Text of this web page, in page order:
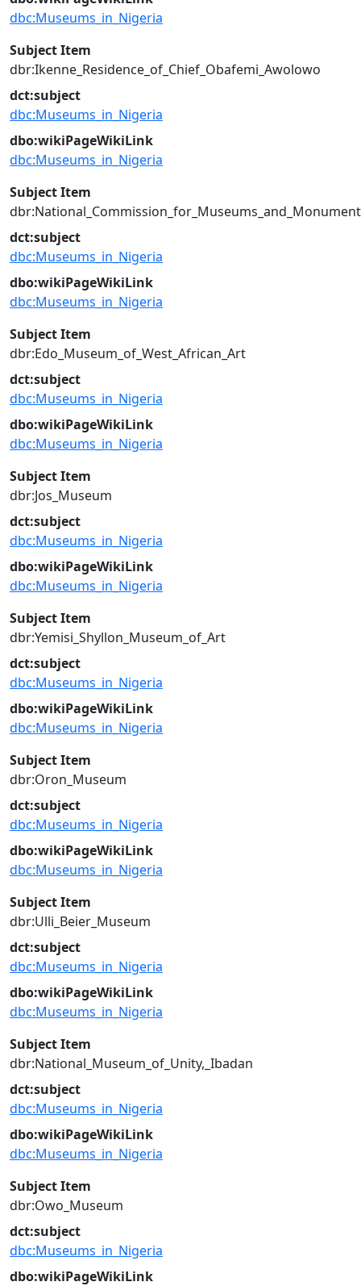
dbc:Museums_in_Nigeria
Subject Item
dbr:Ikenne_Residence_of_Chief_Obafemi_Awolowo
dct:subject
dbc:Museums_in_Nigeria
dbo:wikiPageWikiLink
dbc:Museums_in_Nigeria
Subject Item
dct:subject
dbc:Museums_in_Nigeria
dbo:wikiPageWikiLink
dbc:Museums_in_Nigeria
Subject Item
dbr:Edo_Museum_of_West_African_Art
dct:subject
dbc:Museums_in_Nigeria
dbo:wikiPageWikiLink
dbc:Museums_in_Nigeria
Subject Item
dbr:Jos_Museum
dct:subject
dbc:Museums_in_Nigeria
dbo:wikiPageWikiLink
dbc:Museums_in_Nigeria
Subject Item
dbr:Yemisi_Shyllon_Museum_of_Art
dct:subject
dbc:Museums_in_Nigeria
dbo:wikiPageWikiLink
dbc:Museums_in_Nigeria
Subject Item
dbr:Oron_Museum
dct:subject
dbc:Museums_in_Nigeria
dbo:wikiPageWikiLink
dbc:Museums_in_Nigeria
Subject Item
dbr:Ulli_Beier_Museum
dct:subject
dbc:Museums_in_Nigeria
dbo:wikiPageWikiLink
dbc:Museums_in_Nigeria
Subject Item
dbr:National_Museum_of_Unity,_Ibadan
dct:subject
dbc:Museums_in_Nigeria
dbo:wikiPageWikiLink
dbc:Museums_in_Nigeria
Subject Item
dbr:Owo_Museum
dct:subject
dbc:Museums_in_Nigeria
dbo:wikiPageWikiLink